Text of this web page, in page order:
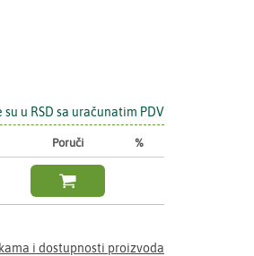
su u RSD sa uračunatim PDV
Poruči %

i dostupnosti proizvoda